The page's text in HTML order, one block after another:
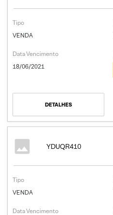
Tipo
VENDA
Data Vencimento
18/06/2021
DETALHES
YDUQR410
Tipo
VENDA
Data Vencimento